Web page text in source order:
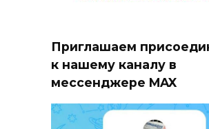
Приглашаем
к нашему каналу в
мессенджере MAX